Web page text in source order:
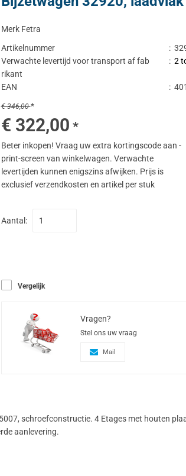
Merk Fetra
Artikelnummer
:
Verwachte levertijd voor transport af fab
rikant
: 2
EAN :
€ 346,00*
€ 322,00 *
Beter inkopen! Vraag uw extra kortingscode aan -
print-screen van winkelwagen. Verwachte
levertijden kunnen enigszins afwijken. Prijs is
exclusief verzendkosten en artikel per stuk
Aantal:
Vergelijk
Vragen?
Stel ons uw vraag
Mail
schroefconstructie. 4 Etages met houten
aanlevering.